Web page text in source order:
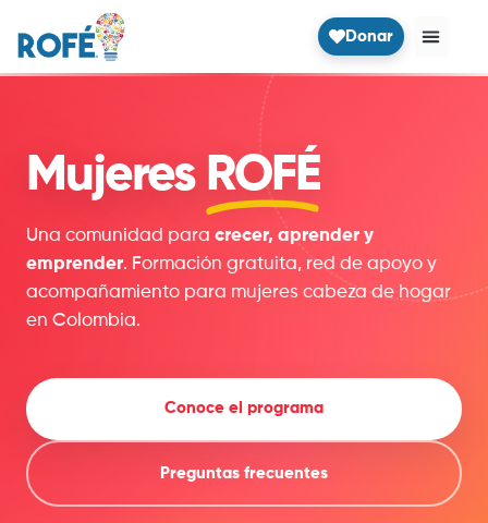
Donar
Mujeres ROFÉ
Una comunidad para crecer, aprender y
emprender. Formación gratuita, red de apoyo y
acompañamiento para mujeres cabeza de hogar
en Colombia.
Conoce el programa
Preguntas frecuentes